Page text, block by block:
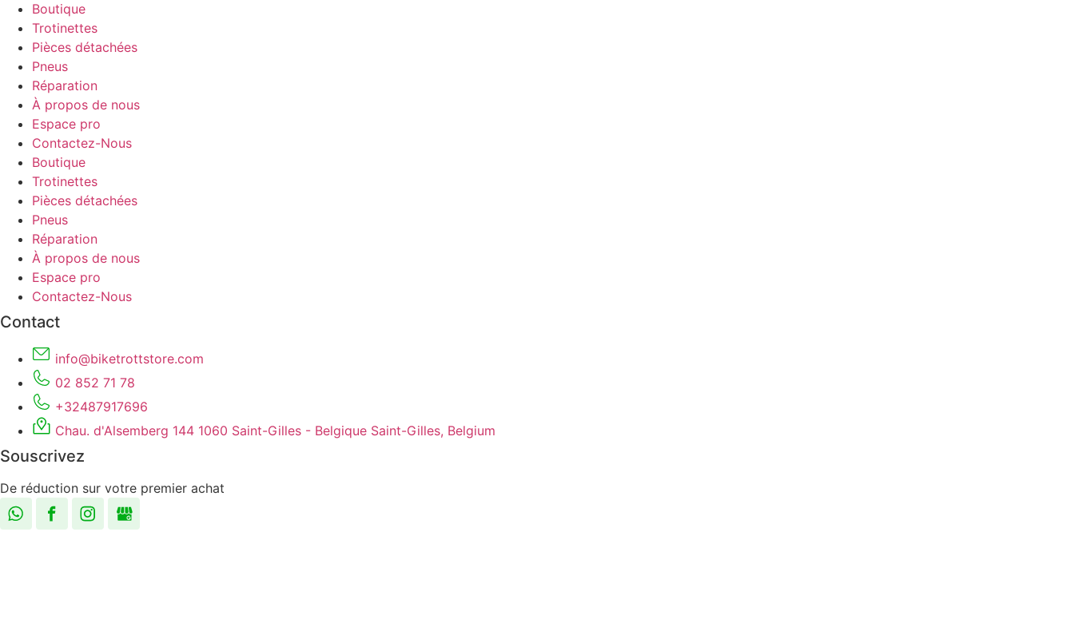
Boutique
Trotinettes
Pièces détachées
Pneus
Réparation
À propos de nous
Espace pro
Contactez-Nous
Boutique
Trotinettes
Pièces détachées
Pneus
Réparation
À propos de nous
Espace pro
Contactez-Nous
Contact
info@biketrottstore.com
02 852 71 78
+32487917696
Chau. d'Alsemberg 144 1060 Saint-Gilles - Belgique Saint-Gilles, Belgium
Souscrivez
De réduction sur votre premier achat